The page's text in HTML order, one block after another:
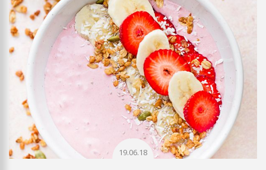
19.06.18